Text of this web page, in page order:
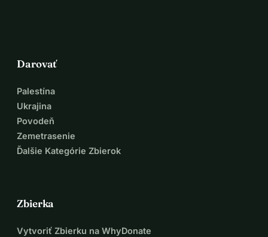
Darovať
Palestína
Ukrajina
Povodeň
Zemetrasenie
Ďalšie Kategórie Zbierok
Zbierka
Vytvoriť Zbierku na WhyDonate